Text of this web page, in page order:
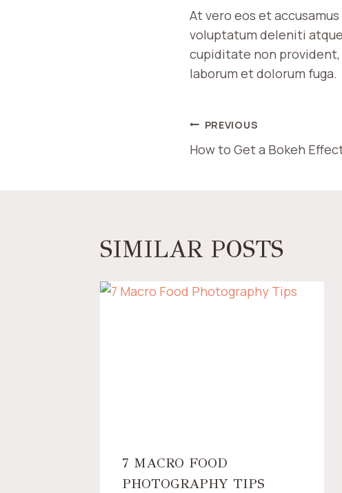
At vero eos et
voluptatum deleniti
cupiditate non
laborum et dolorum fuga.
PREVIOUS
How to Get a Bokeh
SIMILAR POSTS
7 MACRO FOOD
PHOTOGRAPHY TIPS